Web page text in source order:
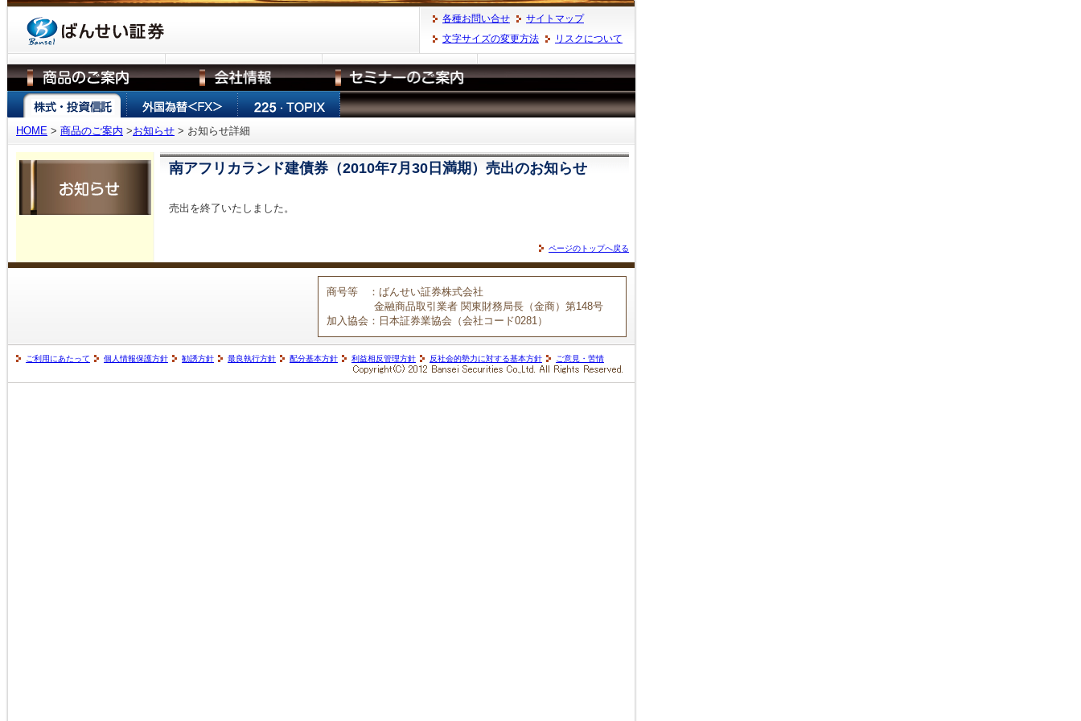
各種お問い合せ
サイトマップ
文字サイズの変更方法
リスクについて
HOME > 商品のご案内 >お知らせ > お知らせ詳細
南アフリカランド建債券（2010年7月30日満期）売出のお知らせ
売出を終了いたしました。
ページのトップへ戻る
商号等
：ばんせい証券株式会社
金融商品取引業者 関東財務局長（金商）第148号
加入協会 ：日本証券業協会（会社コード0281）
ご利用にあたって 個人情報保護方針 勧誘方針 最良執行方針 配分基本方針 利益相反管理方針 反社会的勢力に対する基本方針 ご意見・苦情